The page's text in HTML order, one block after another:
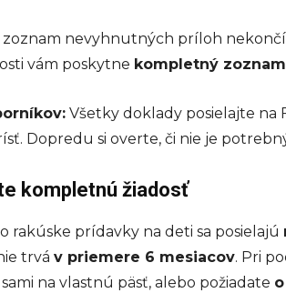
zoznam nevyhnutných príloh
vám poskytne kompletný
Všetky doklady posielajte na
Dopredu si overte, či nie je
kompletnú žiadosť
rakúske prídavky na deti sa posielajú
trvá v priemere 6 mesiacov. Pri
na vlastnú päsť, alebo požiadate